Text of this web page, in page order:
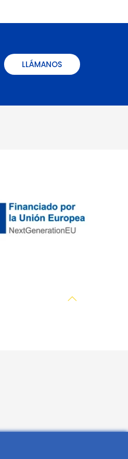
LLÁMANOS